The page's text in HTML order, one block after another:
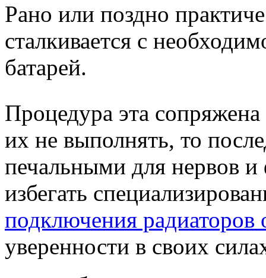
Рано или поздно
сталкивается с
батарей.
Процедура эта
их не выполнять, то
печальными для нервов
избегать
подключения радиаторов
уверенности в своих